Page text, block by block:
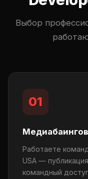
Выбор
01
Работаете
USA —
командный